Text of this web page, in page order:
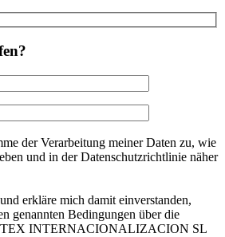
der Verarbeitung meiner Daten zu, wie
und in der Datenschutzrichtlinie näher
erkläre mich damit einverstanden,
genannten Bedingungen über die
INTERNACIONALIZACION SL